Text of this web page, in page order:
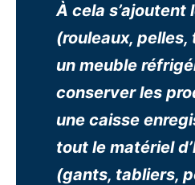
À cela s’ajoutent
(rouleaux,
un meuble
conserver les
une caisse
tout le matériel
(gants, tabliers,